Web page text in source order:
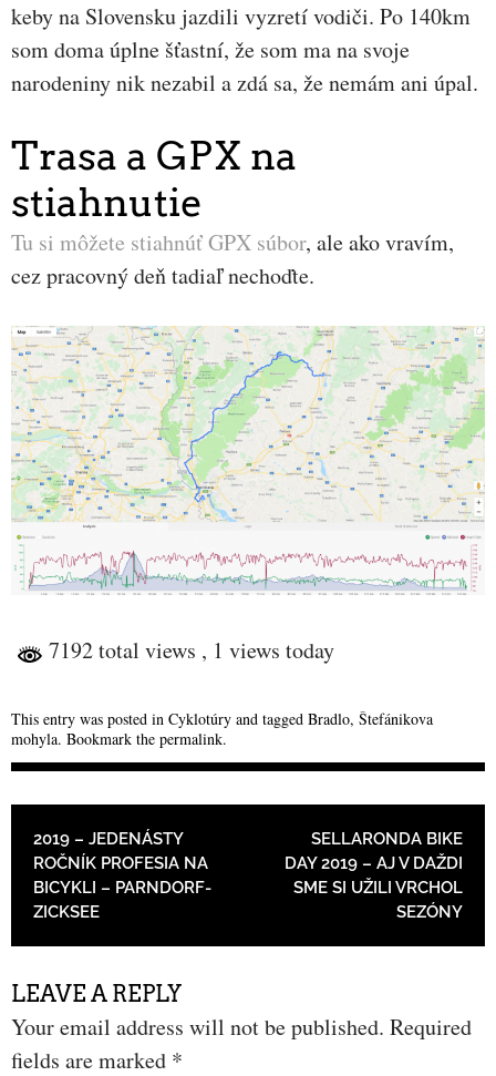
keby na Slovensku jazdili vyzretí vodiči. Po 140km
som doma úplne šťastní, že som ma na svoje
narodeniny nik nezabil a zdá sa, že nemám ani úpal.
Trasa a GPX na
stiahnutie
Tu si môžete stiahnúť GPX súbor, ale ako vravím,
cez pracovný deň tadiaľ nechoďte.
7192 total views , 1 views today
This entry was posted in Cyklotúry and tagged Bradlo, Štefánikova
mohyla. Bookmark the permalink.
POST NAVIGATION
2019 – JEDENÁSTY
ROČNÍK PROFESIA NA
BICYKLI – PARNDORF-
ZICKSEE
SELLARONDA BIKE
DAY 2019 – AJ V DAŽDI
SME SI UŽILI VRCHOL
SEZÓNY
LEAVE A REPLY
Your email address will not be published. Required
fields are marked *